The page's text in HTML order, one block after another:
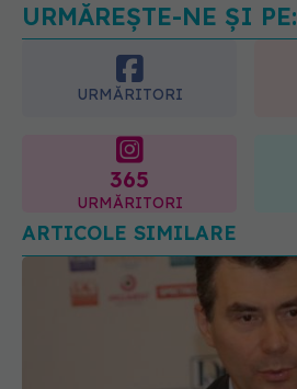
URMĂREȘTE-NE ȘI PE:
URMĂRITORI
365
URMĂRITORI
ARTICOLE SIMILARE